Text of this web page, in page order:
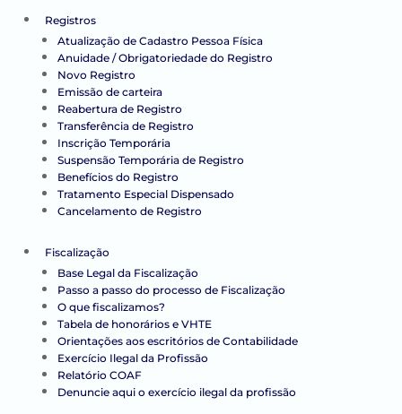
Registros
Atualização de Cadastro Pessoa Física
Anuidade / Obrigatoriedade do Registro
Novo Registro
Emissão de carteira
Reabertura de Registro
Transferência de Registro
Inscrição Temporária
Suspensão Temporária de Registro
Benefícios do Registro
Tratamento Especial Dispensado
Cancelamento de Registro
Fiscalização
Base Legal da Fiscalização
Passo a passo do processo de Fiscalização
O que fiscalizamos?
Tabela de honorários e VHTE
Orientações aos escritórios de Contabilidade
Exercício Ilegal da Profissão
Relatório COAF
Denuncie aqui o exercício ilegal da profissão